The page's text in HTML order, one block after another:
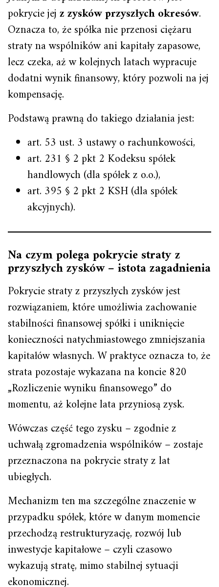
pokrycie jej z zysków przyszłych okresów.
Oznacza to, że spółka nie przenosi ciężaru
straty na wspólników ani kapitały zapasowe,
lecz czeka, aż w kolejnych latach wypracuje
dodatni wynik finansowy, który pozwoli na jej
kompensację.
Podstawą prawną do takiego działania jest:
art. 53 ust. 3 ustawy o rachunkowości,
art. 231 § 2 pkt 2 Kodeksu spółek
handlowych (dla spółek z o.o.),
art. 395 § 2 pkt 2 KSH (dla spółek
akcyjnych).
Na czym polega pokrycie straty z
przyszłych zysków – istota zagadnienia
Pokrycie straty z przyszłych zysków jest
rozwiązaniem, które umożliwia zachowanie
stabilności finansowej spółki i uniknięcie
konieczności natychmiastowego zmniejszania
kapitałów własnych. W praktyce oznacza to, że
strata pozostaje wykazana na koncie 820
„Rozliczenie wyniku finansowego” do
momentu, aż kolejne lata przyniosą zysk.
Wówczas część tego zysku – zgodnie z
uchwałą zgromadzenia wspólników – zostaje
przeznaczona na pokrycie straty z lat
ubiegłych.
Mechanizm ten ma szczególne znaczenie w
przypadku spółek, które w danym momencie
przechodzą restrukturyzację, rozwój lub
inwestycje kapitałowe – czyli czasowo
wykazują stratę, mimo stabilnej sytuacji
ekonomicznej.